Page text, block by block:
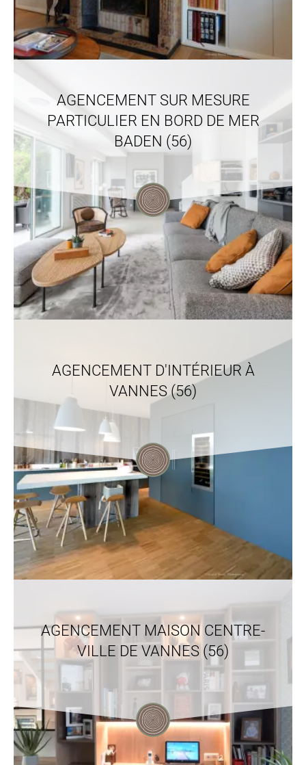
AGENCEMENT SUR MESURE
PARTICULIER EN BORD DE MER
BADEN (56)
AGENCEMENT D'INTÉRIEUR À
VANNES (56)
AGENCEMENT MAISON CENTRE-
VILLE DE VANNES (56)